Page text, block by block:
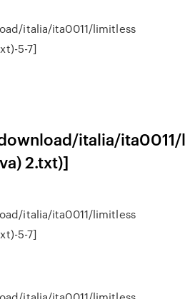
italia/ita0011/limitless
5-7]
italia/
2.txt)]
italia/ita0011/limitless
5-7]